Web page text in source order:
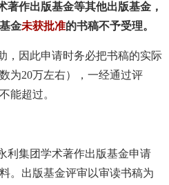
著作出版基金等其他出版基金，
金未获批准的书稿不予受理。
，因此申请时务必把书稿的实际
为20万左右），一经通过评
能超过。
利集团学术著作出版基金申请
。出版基金评审以审读书稿为